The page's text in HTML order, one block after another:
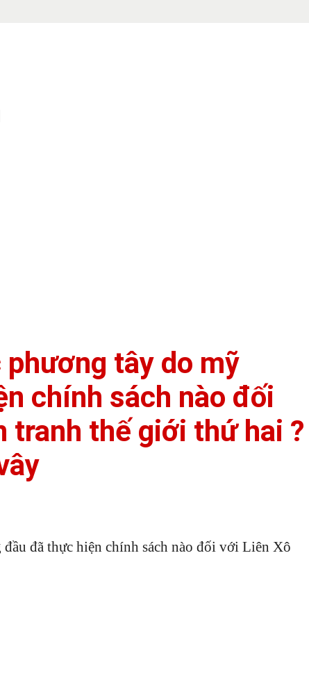
tây do mỹ
chính sách nào đối
tranh thế giới thứ hai ?
đã thực hiện chính sách nào đối với Liên Xô